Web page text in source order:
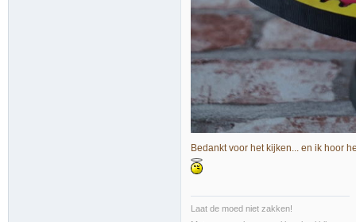
Bedankt voor het kijken... en ik hoor
Laat de moed niet zakken!